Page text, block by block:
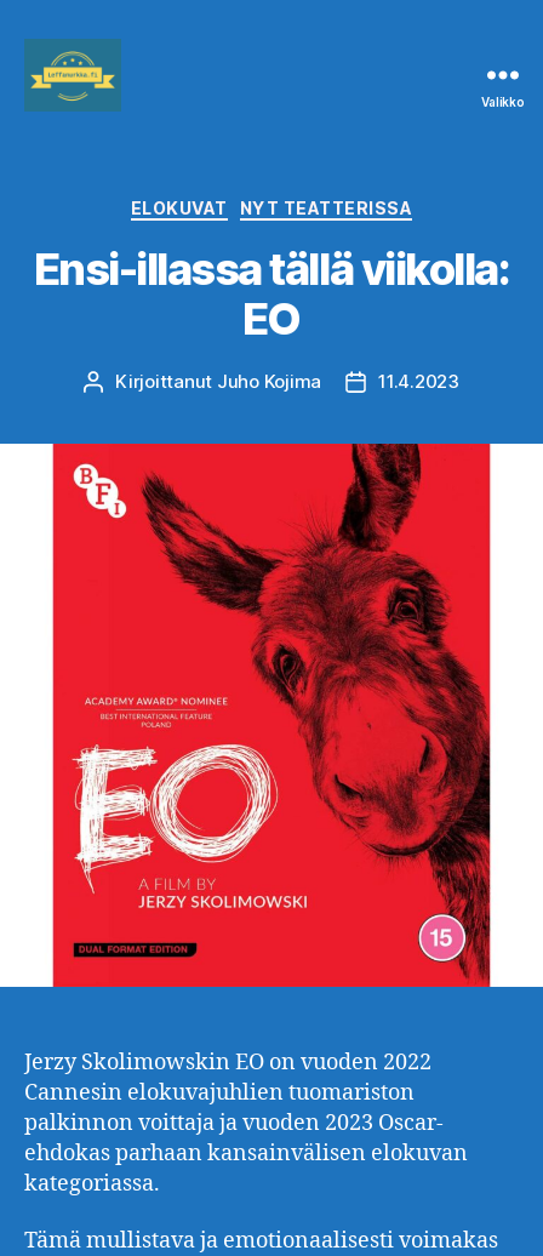
Valikko
Kategoriat
ELOKUVAT NYT TEATTERISSA
Ensi-illassa tällä viikolla:
EO
Kirjoittaja
Kirjoittanut Juho Kojima Julkaisupäivämäärä
11.4.2023
Jerzy Skolimowskin EO on vuoden 2022
Cannesin elokuvajuhlien tuomariston
palkinnon voittaja ja vuoden 2023 Oscar-
ehdokas parhaan kansainvälisen elokuvan
kategoriassa.
Tämä mullistava ja emotionaalisesti voimakas